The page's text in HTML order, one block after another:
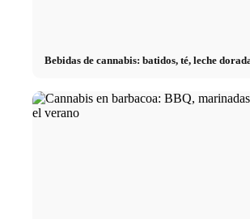
Bebidas de cannabis: batidos, té, leche